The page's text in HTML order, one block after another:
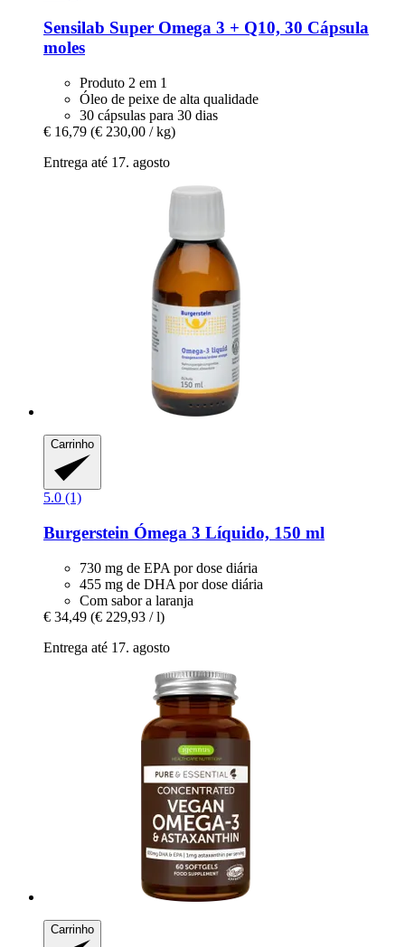
Sensilab Super Omega 3 + Q10, 30 Cápsula
moles
Produto 2 em 1
Óleo de peixe de alta qualidade
30 cápsulas para 30 dias
€ 16,79 (€ 230,00 / kg)
Entrega até 17. agosto
Carrinho
5.0 (1)
Burgerstein Ómega 3 Líquido, 150 ml
730 mg de EPA por dose diária
455 mg de DHA por dose diária
Com sabor a laranja
€ 34,49 (€ 229,93 / l)
Entrega até 17. agosto
Carrinho